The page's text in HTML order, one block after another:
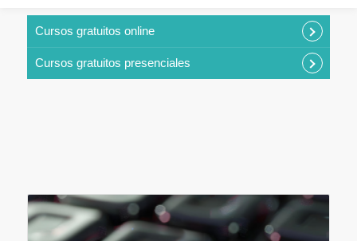
Cursos gratuitos online
Cursos gratuitos presenciales